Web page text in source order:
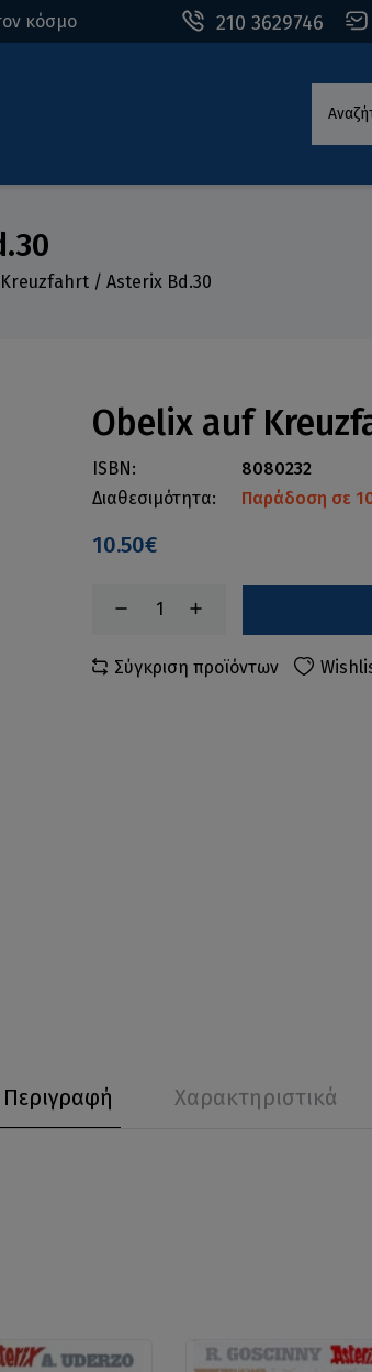
210 3629746
κόσμο
/ Asterix Bd.30
Obelix auf
ISBN:
8080232
Διαθεσιμότητα:
Παράδοση σε
10.50€
Σύγκριση προϊόντων
Περιγραφή Χαρακτηριστικά